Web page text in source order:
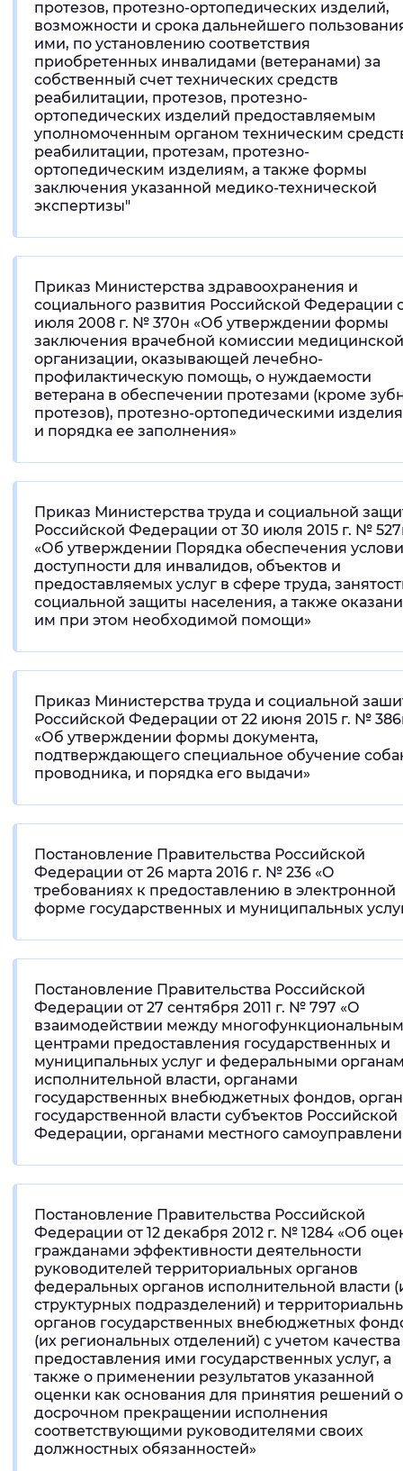
протезов, протезно-ортопедических изделий,
возможности и срока дальнейшего
ими, по установлению соответствия
приобретенных инвалидами (ветеранами) за
собственный счет технических средств
реабилитации, протезов, протезно-
ортопедических изделий предоставляемым
уполномоченным органом техническим
реабилитации, протезам, протезно-
ортопедическим изделиям, а также формы
заключения указанной медико-технической
экспертизы"
Приказ Министерства здравоохранения и
социального развития Российской Федерации
июля 2008 г. № 370н «Об утверждении формы
заключения врачебной комиссии медицинской
организации, оказывающей лечебно-
профилактическую помощь, о нуждаемости
ветерана в обеспечении протезами (кроме
протезов), протезно-ортопедическими
и порядка ее заполнения»
Приказ Министерства труда и социальной
Российской Федерации от 30 июля 2015 г. №
«Об утверждении Порядка обеспечения
доступности для инвалидов, объектов и
предоставляемых услуг в сфере труда,
социальной защиты населения, а также
им при этом необходимой помощи»
Приказ Министерства труда и социальной
Российской Федерации от 22 июня 2015 г. №
«Об утверждении формы документа,
подтверждающего специальное обучение
проводника, и порядка его выдачи»
Постановление Правительства Российской
Федерации от 26 марта 2016 г. № 236 «О
требованиях к предоставлению в электронной
форме государственных и муниципальных
Постановление Правительства Российской
Федерации от 27 сентября 2011 г. № 797 «О
взаимодействии между
центрами предоставления государственных и
муниципальных услуг и федеральными
исполнительной власти, органами
государственных внебюджетных фондов,
государственной власти субъектов Российской
Федерации, органами местного
Постановление Правительства Российской
Федерации от 12 декабря 2012 г. № 1284 «Об
гражданами эффективности деятельности
руководителей территориальных органов
федеральных органов исполнительной власти
структурных подразделений) и
органов государственных внебюджетных
(их региональных отделений) с учетом качества
предоставления ими государственных услуг, а
также о применении результатов указанной
оценки как основания для принятия решений о
досрочном прекращении исполнения
соответствующими руководителями своих
должностных обязанностей»